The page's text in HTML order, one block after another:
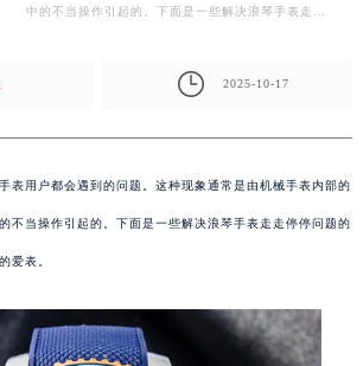
中的不当操作引起的。下面是一些解决浪琴手表走…
2025-10-17
表用户都会遇到的问题。这种现象通常是由机械手表内部的
不当操作引起的。下面是一些解决浪琴手表走走停停问题的
爱表。